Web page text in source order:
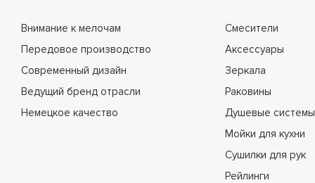
Внимание к мелочам
Передовое производство
Современный дизайн
Ведущий бренд отрасли
Немецкое качество
Смесители
Аксессуары
Зеркала
Раковины
Душевые системы
Мойки для кухни
Сушилки для рук
Рейлинги